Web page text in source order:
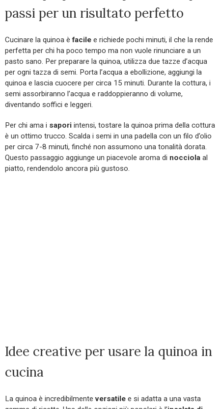
passi per un risultato perfetto
Cucinare la quinoa èfacile e richiede pochi minuti, il che la rende
perfetta per chi ha poco tempo ma non vuole rinunciare a un
pasto sano. Per preparare la quinoa, utilizza due tazze d’acqua
per ogni tazza di semi. Porta l’acqua a ebollizione, aggiungi la
quinoa e lascia cuocere per circa 15 minuti. Durante la cottura, i
semi assorbiranno l’acqua e raddoppieranno di volume,
diventando soffici e leggeri.
Per chi ama i sapori intensi, tostare la quinoa prima della cottura
è un ottimo trucco. Scalda i semi in una padella con un filo d’olio
per circa 7-8 minuti, finché non assumono una tonalità dorata.
Questo passaggio aggiunge un piacevole aroma di nocciola al
piatto, rendendolo ancora più gustoso.
Idee creative per usare la quinoa in
cucina
La quinoa è incredibilmenteversatile e si adatta a una vasta